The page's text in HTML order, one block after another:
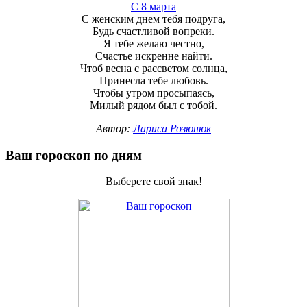
С 8 марта
С женским днем тебя подруга,
Будь счастливой вопреки.
Я тебе желаю честно,
Счастье искренне найти.
Чтоб весна с рассветом солнца,
Принесла тебе любовь.
Чтобы утром просыпаясь,
Милый рядом был с тобой.
Автор:Лариса Розюнюк
Ваш гороскоп по дням
Выберете свой знак!